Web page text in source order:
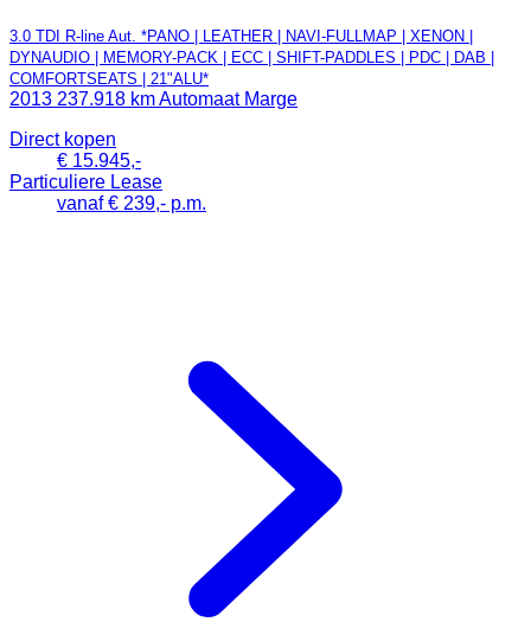
3.0 TDI R-line Aut. *PANO | LEATHER | NAVI-FULLMAP | XENON |
DYNAUDIO | MEMORY-PACK | ECC | SHIFT-PADDLES | PDC | DAB |
COMFORTSEATS | 21"ALU*
2013 237.918 kmAutomaat Marge
Direct kopen
€ 15.945,-
Particuliere Lease
vanaf € 239,- p.m.